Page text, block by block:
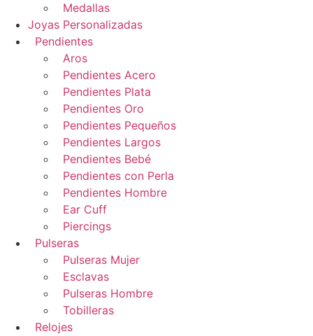
Medallas
Joyas Personalizadas
Pendientes
Aros
Pendientes Acero
Pendientes Plata
Pendientes Oro
Pendientes Pequeños
Pendientes Largos
Pendientes Bebé
Pendientes con Perla
Pendientes Hombre
Ear Cuff
Piercings
Pulseras
Pulseras Mujer
Esclavas
Pulseras Hombre
Tobilleras
Relojes